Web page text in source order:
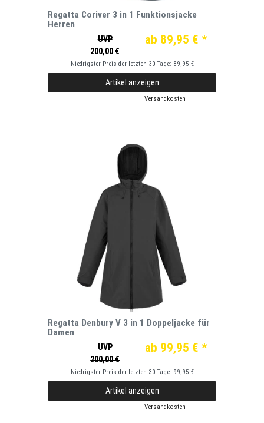
Regatta Coriver 3 in 1 Funktionsjacke
Herren
UVP
200,00 €
ab 89,95 € *
Niedrigster Preis der letzten 30 Tage: 89,95 €
Artikel anzeigen
Versandkosten
Regatta Denbury V 3 in 1 Doppeljacke für
Damen
UVP
200,00 €
ab 99,95 € *
Niedrigster Preis der letzten 30 Tage: 99,95 €
Artikel anzeigen
Versandkosten